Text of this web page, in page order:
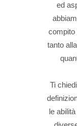
ed
compito
tanto
Ti
le